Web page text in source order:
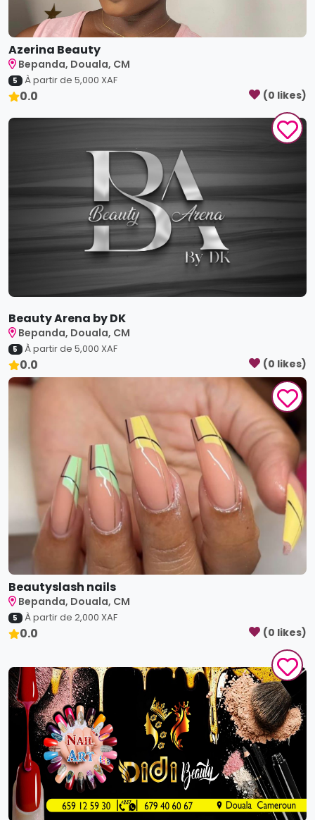
Azerina Beauty
Bepanda, Douala, CM
5 À partir de 5,000 XAF
0.0 (0 likes)
Beauty Arena by DK
Bepanda, Douala, CM
5 À partir de 5,000 XAF
0.0 (0 likes)
Beautyslash nails
Bepanda, Douala, CM
5 À partir de 2,000 XAF
0.0 (0 likes)